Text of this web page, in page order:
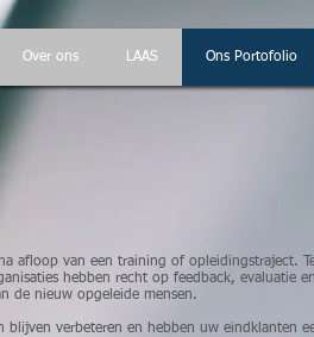
Over ons LAAS Ons Portofolio
afloop van een training of opleidingstraject.
hebben recht op feedback, evaluatie
de nieuw opgeleide mensen.
verbeteren en hebben uw eindklanten